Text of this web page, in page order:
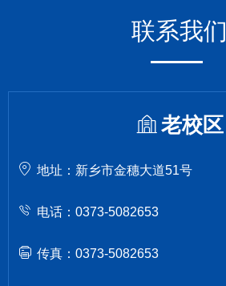
联系我们
老校区
地址：新乡市金穗大道51号
电话：0373-5082653
传真：0373-5082653